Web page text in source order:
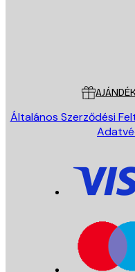
Általános Szerződési